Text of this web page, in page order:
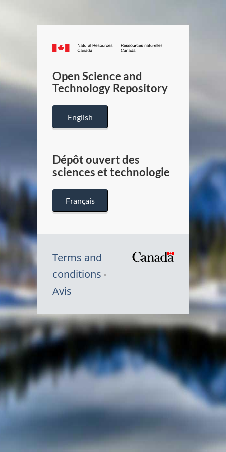
Canada.ca
/
Canada
Open Science and
Technology Repository
English
Dépôt ouvert des
sciences et technologie
Français
Terms and
conditions
Avis
Symbole
du
Canada